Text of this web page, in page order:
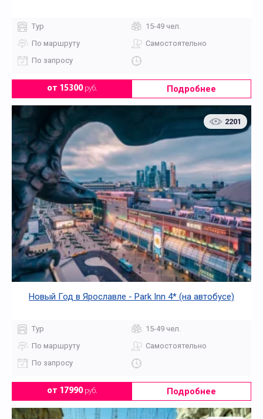
Тур
15-49 чел.
По маршруту
Самостоятельно
По запросу
от 15300руб. Подробнее
2201
Новый Год в Ярославле - Park Inn 4* (на автобусе)
Тур
15-49 чел.
По маршруту
Самостоятельно
По запросу
от 17990руб. Подробнее